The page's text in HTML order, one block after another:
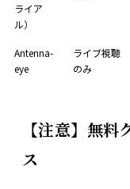
ライア
ル）
Antenna-
eye
ライブ視聴
のみ
【注意】無
ス